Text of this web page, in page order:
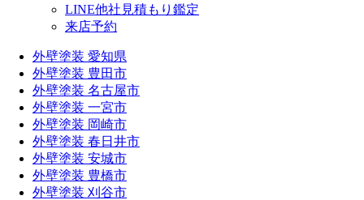
LINE他社見積もり鑑定
来店予約
外壁塗装 愛知県
外壁塗装 豊田市
外壁塗装 名古屋市
外壁塗装 一宮市
外壁塗装 岡崎市
外壁塗装 春日井市
外壁塗装 安城市
外壁塗装 豊橋市
外壁塗装 刈谷市